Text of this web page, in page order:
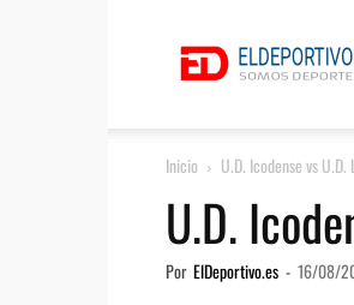
Inicio U.D. Icodense vs
U.D.
Por ElDeportivo.es - 16/08/